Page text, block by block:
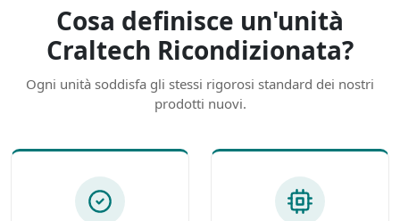
Cosa definisce un'unità
Craltech Ricondizionata?
Ogni unità soddisfa gli stessi rigorosi standard dei nostri
prodotti nuovi.